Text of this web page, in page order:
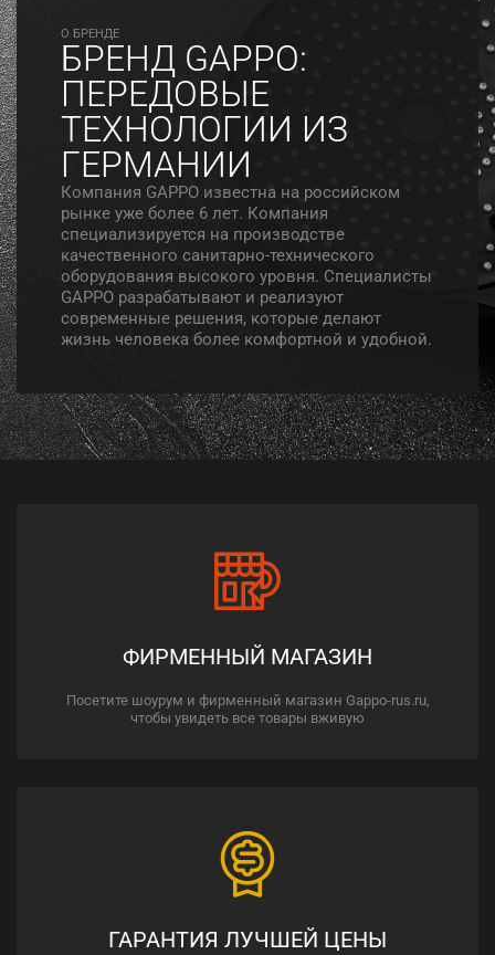
O БРЕНДЕ
БРЕНД GAPPO:
ПЕРЕДОВЫЕ
ТЕХНОЛОГИИ ИЗ
ГЕРМАНИИ
Компания GAPPO известна на российском
рынке уже более 6 лет. Компания
специализируется на производстве
качественного санитарно-технического
оборудования высокого уровня. Специалисты
GAPPO разрабатывают и реализуют
современные решения, которые делают
жизнь человека более комфортной и удобной.
ФИРМЕННЫЙ МАГАЗИН
Посетите шоурум и фирменный магазин Gappo-rus.ru,
чтобы увидеть все товары вживую
ГАРАНТИЯ ЛУЧШЕЙ ЦЕНЫ